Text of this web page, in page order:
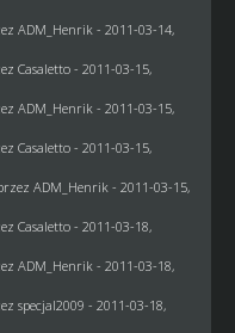
ADM_Henrik - 2011-03-14,
Casaletto- 2011-03-15,
ADM_Henrik - 2011-03-15,
Casaletto- 2011-03-15,
ADM_Henrik - 2011-03-15,
Casaletto- 2011-03-18,
ADM_Henrik - 2011-03-18,
specjal2009 - 2011-03-18,